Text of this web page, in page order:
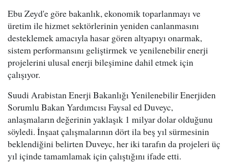
Ebu Zeyd'e göre bakanlık, ekonomik toparlanmayı ve
üretim ile hizmet sektörlerinin yeniden canlanmasını
desteklemek amacıyla hasar gören altyapıyı onarmak,
sistem performansını geliştirmek ve yenilenebilir enerji
projelerini ulusal enerji bileşimine dahil etmek için
çalışıyor.
Suudi Arabistan Enerji Bakanlığı Yenilenebilir Enerjiden
Sorumlu Bakan Yardımcısı Faysal ed Duveyc,
anlaşmaların değerinin yaklaşık 1 milyar dolar olduğunu
söyledi. İnşaat çalışmalarının dört ila beş yıl sürmesinin
beklendiğini belirten Duveyc, her iki tarafın da projeleri üç
yıl içinde tamamlamak için çalıştığını ifade etti.